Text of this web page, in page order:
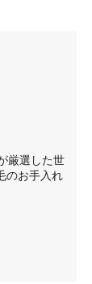
厳選した世
のお手入れ